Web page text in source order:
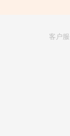
客户